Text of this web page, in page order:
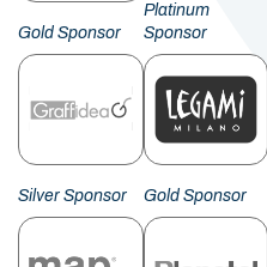
Gold Sponsor
Platinum
Sponsor
Silver Sponsor Gold Sponsor